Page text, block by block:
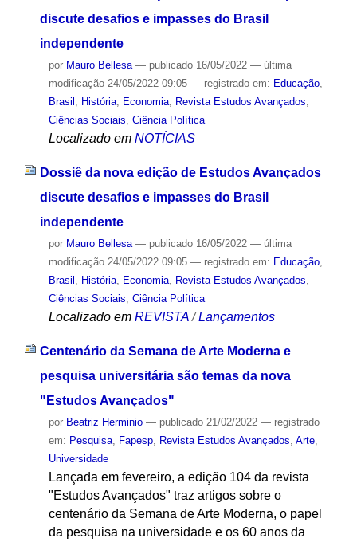
discute desafios e impasses do Brasil
independente
por Mauro Bellesa — publicado16/05/2022 — última
modificação24/05/2022 09:05 — registrado em: Educação,
Brasil , História, Economia, Revista Estudos Avançados,
Ciências Sociais, Ciência Política
Localizado em NOTÍCIAS
Dossiê da nova edição de Estudos Avançados
discute desafios e impasses do Brasil
independente
por Mauro Bellesa — publicado16/05/2022 — última
modificação24/05/2022 09:05 — registrado em: Educação,
Brasil , História, Economia, Revista Estudos Avançados,
Ciências Sociais, Ciência Política
Localizado em REVISTA /Lançamentos
Centenário da Semana de Arte Moderna e
pesquisa universitária são temas da nova
"Estudos Avançados"
por Beatriz Herminio — publicado21/02/2022 — registrado
em: Pesquisa, Fapesp, Revista Estudos Avançados Arte,
Universidade
Lançada em fevereiro, a edição 104 da revista
"Estudos Avançados" traz artigos sobre o
centenário da Semana de Arte Moderna, o papel
da pesquisa na universidade e os 60 anos da